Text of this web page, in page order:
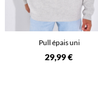
Pull épais uni
29,99 €